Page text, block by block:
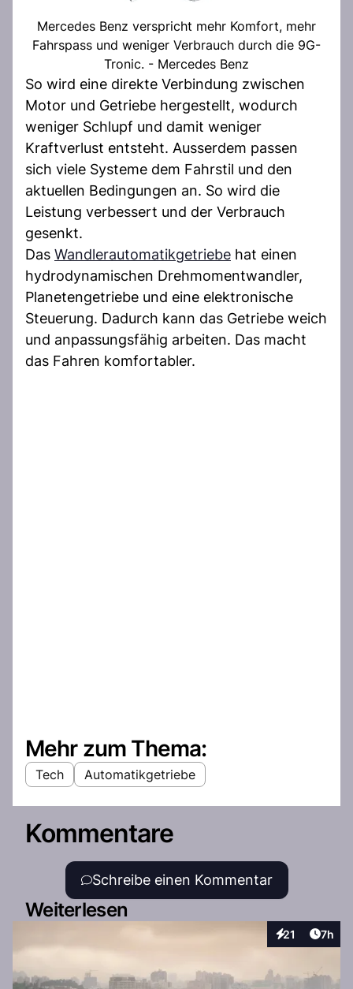
Mercedes Benz verspricht mehr Komfort, mehr
Fahrspass und weniger Verbrauch durch die 9G-
Tronic. - Mercedes Benz
So wird eine direkte Verbindung zwischen
Motor und Getriebe hergestellt, wodurch
weniger Schlupf und damit weniger
Kraftverlust entsteht. Ausserdem passen
sich viele Systeme dem Fahrstil und den
aktuellen Bedingungen an. So wird die
Leistung verbessert und der Verbrauch
gesenkt.
Das Wandlerautomatikgetriebe hat einen
hydrodynamischen Drehmomentwandler,
Planetengetriebe und eine elektronische
Steuerung. Dadurch kann das Getriebe weich
und anpassungsfähig arbeiten. Das macht
das Fahren komfortabler.
Mehr zum Thema:
Tech Automatikgetriebe
Kommentare
Schreibe einen Kommentar
Weiterlesen
21
Interaktionen
7h